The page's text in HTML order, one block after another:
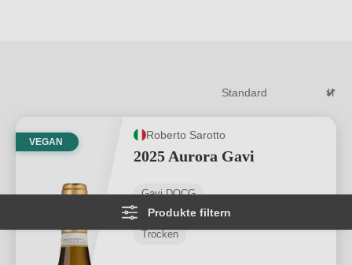
Produkte filtern
VEGAN
Roberto Sarotto
2025 Aurora Gavi
Gavi DOCG
Cortese
Trocken